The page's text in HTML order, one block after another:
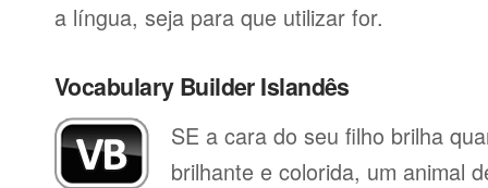
a língua, seja para que utilizar for.
Vocabulary Builder Islandês
SE a cara do seu filho brilha
brilhante e colorida, um animal